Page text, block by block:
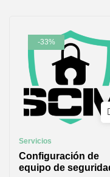
-33%
Servicios
Configuración de
equipo de